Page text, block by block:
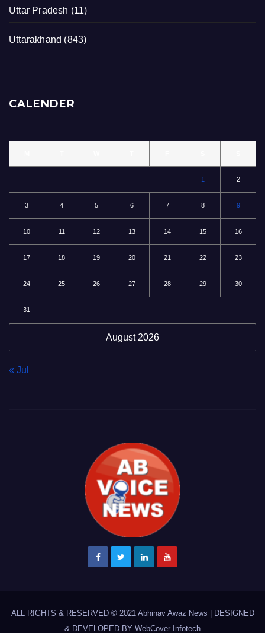
Uttar Pradesh (11)
Uttarakhand (843)
CALENDER
August 2026
1 2
3 4 5 6 7 8 9
10 11 12 13 14 15 16
17 18 19 20 21 22 23
24 25 26 27 28 29 30
31
« Jul
ALL RIGHTS & RESERVED © 2021 Abhinav Awaz News
DESIGNED
& DEVELOPED BY WebCover Infotech